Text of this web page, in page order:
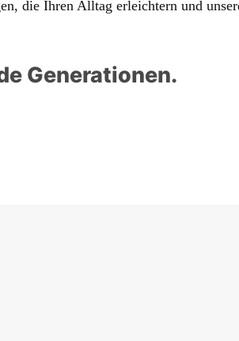
die Ihren Alltag erleichtern und
Generationen.